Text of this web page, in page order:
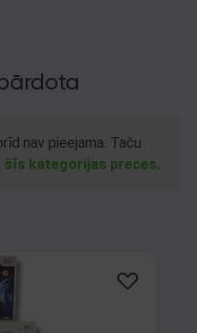
nav pieejama. Taču
šīs kategorijas preces.